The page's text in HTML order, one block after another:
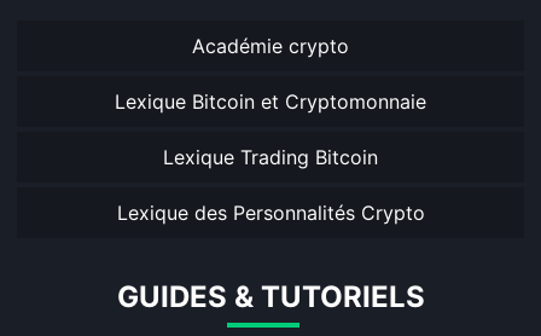
Académie crypto
Lexique Bitcoin et Cryptomonnaie
Lexique Trading Bitcoin
Lexique des Personnalités Crypto
GUIDES & TUTORIELS